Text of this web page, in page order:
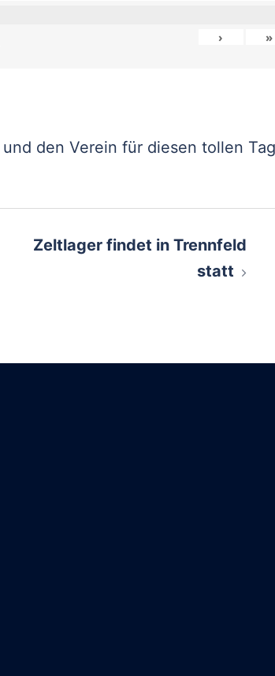
› »
und den Verein für diesen tollen
Zeltlager findet in Trennfeld
statt